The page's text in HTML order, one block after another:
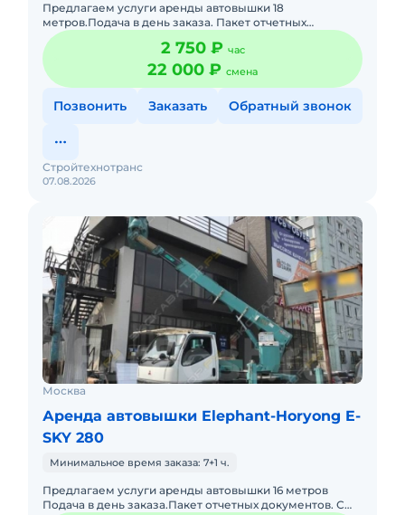
Предлагаем услуги аренды автовышки 18
метров.Подача в день заказа. Пакет отчетных
документов.С оператором.Топливо включено в
стоимость.Долгосрочная аренда. Крат
2 750 ₽ час
22 000 ₽ смена
Позвонить Заказать Обратный звонок
07.08.2026
Стройтехнотранс
Москва
Аренда автовышки Elephant-Horyong E-
SKY 280
Минимальное время заказа: 7+1 ч.
Предлагаем услуги аренды автовышки 16 метров
Подача в день заказа.Пакет отчетных документов. С